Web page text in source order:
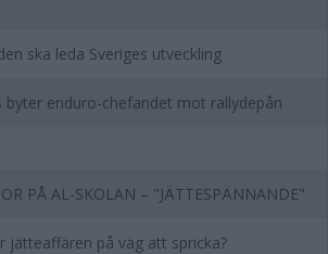
ska leda Sveriges utveckling
byter enduro-chefandet mot rallydepån
PÅ AL-SKOLAN – "JÄTTESPÄNNANDE"
jätteaffären på väg att spricka?